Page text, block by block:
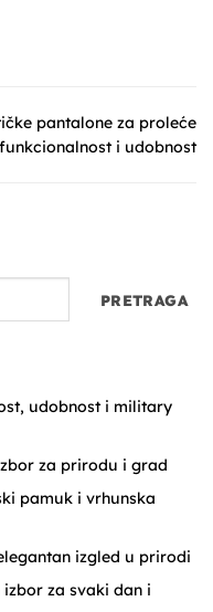
pantalone za proleće
i udobnost
PRETRAGA
udobnost i military
za prirodu i grad
pamuk i vrhunska
izgled u prirodi
za svaki dan i